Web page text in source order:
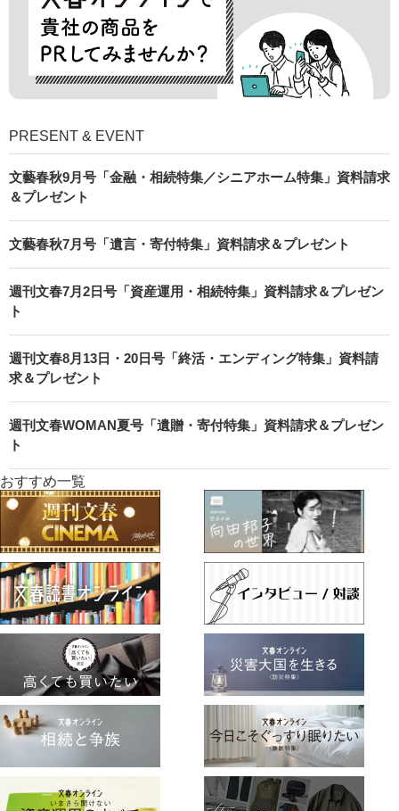
PRESENT & EVENT
文藝春秋9月号「金融・相続特集／シニアホーム特集」資料請求
＆プレゼント
文藝春秋7月号「遺言・寄付特集」資料請求＆プレゼント
週刊文春7月2日号「資産運用・相続特集」資料請求＆プレゼン
ト
週刊文春8月13日・20日号「終活・エンディング特集」資料請
求＆プレゼント
週刊文春WOMAN夏号「遺贈・寄付特集」資料請求＆プレゼン
ト
おすすめ一覧